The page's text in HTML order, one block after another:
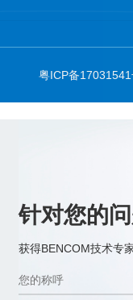
粤ICP备
针对您的
获得BENCOM技术专